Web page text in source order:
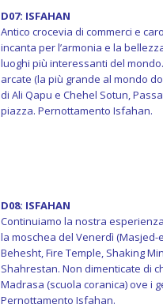
D07: ISFAHAN
Antico crocevia di commerci e
incanta per l’armonia e la
luoghi più interessanti del
arcate (la più grande al mondo
di Ali Qapu e Chehel Sotun,
piazza. Pernottamento Isfahan.
D08: ISFAHAN
Continuiamo la nostra
la moschea del Venerdì (Masjed-
Behesht, Fire Temple, Shaking
Shahrestan. Non dimenticate di
Madrasa (scuola coranica) ove i
Pernottamento Isfahan.